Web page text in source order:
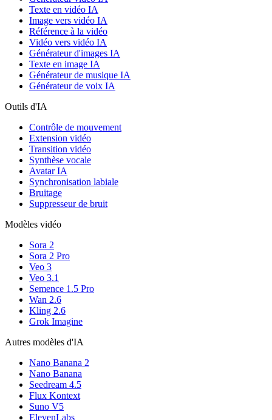
Texte en vidéo IA
Image vers vidéo IA
Référence à la vidéo
Vidéo vers vidéo IA
Générateur d'images IA
Texte en image IA
Générateur de musique IA
Générateur de voix IA
Outils d'IA
Contrôle de mouvement
Extension vidéo
Transition vidéo
Synthèse vocale
Avatar IA
Synchronisation labiale
Bruitage
Suppresseur de bruit
Modèles vidéo
Sora 2
Sora 2 Pro
Veo 3
Veo 3.1
Semence 1.5 Pro
Wan 2.6
Kling 2.6
Grok Imagine
Autres modèles d'IA
Nano Banana 2
Nano Banana
Seedream 4.5
Flux Kontext
Suno V5
ElevenLabs